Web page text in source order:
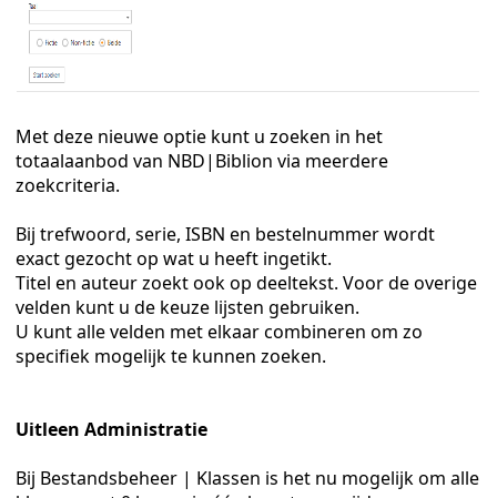
7
8
Met deze nieuwe optie kunt u zoeken in het
totaalaanbod van NBD|Biblion via meerdere
zoekcriteria.
Bij trefwoord, serie, ISBN en bestelnummer wordt
exact gezocht op wat u heeft ingetikt.
Titel en auteur zoekt ook op deeltekst. Voor de overige
velden kunt u de keuze lijsten gebruiken.
U kunt alle velden met elkaar combineren om zo
specifiek mogelijk te kunnen zoeken.
Uitleen Administratie
Bij Bestandsbeheer | Klassen is het nu mogelijk om alle